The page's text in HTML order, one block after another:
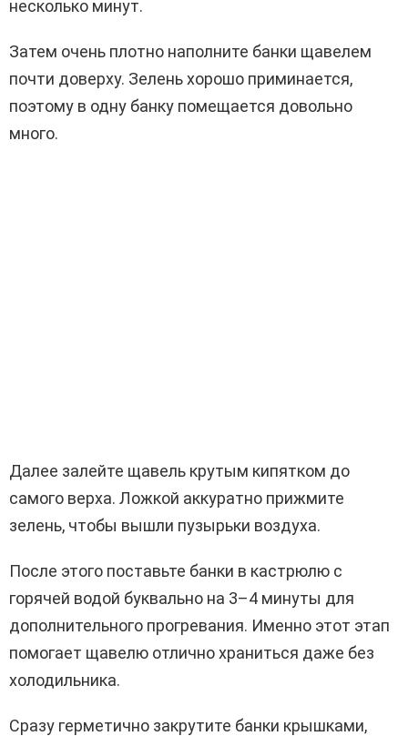
несколько минут.
Затем очень плотно наполните банки щавелем
почти доверху. Зелень хорошо приминается,
поэтому в одну банку помещается довольно
много.
Далее залейте щавель крутым кипятком до
самого верха. Ложкой аккуратно прижмите
зелень, чтобы вышли пузырьки воздуха.
После этого поставьте банки в кастрюлю с
горячей водой буквально на 3–4 минуты для
дополнительного прогревания. Именно этот этап
помогает щавелю отлично храниться даже без
холодильника.
Сразу герметично закрутите банки крышками,